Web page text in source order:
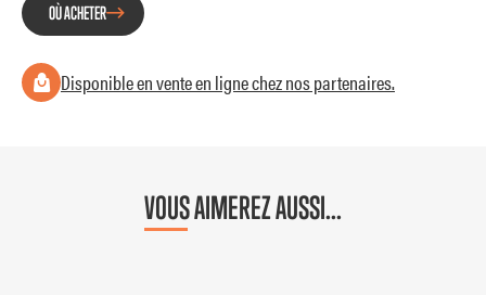
OÙ ACHETER
Disponible en vente en ligne chez nos partenaires.
VOUS AIMEREZ AUSSI...